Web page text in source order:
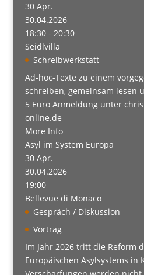
30 Apr.
30.04.2026
18:30 - 20:30
Seidlvilla
Schreibwerkstatt
Ad-hoc-Texte zu einem
schreiben, gemeinsam lesen
5 Euro Anmeldung unter
online.de
More Info
Asyl im System Europa
30 Apr.
30.04.2026
19:00
Bellevue di Monaco
Gespräch / Diskussion
Vortrag
Im Jahr 2026 tritt die Reform
Europäischen Asylsystems in